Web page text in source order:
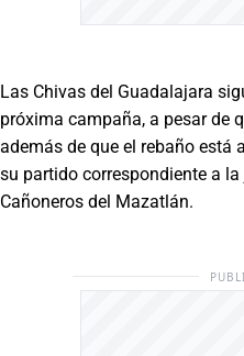
Las Chivas del Guadalajara
próxima campaña, a pesar de
además de que el rebaño está
su partido correspondiente a
Cañoneros del Mazatlán.